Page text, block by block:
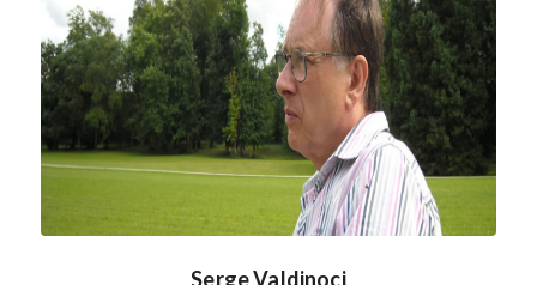
Serge Valdinoci